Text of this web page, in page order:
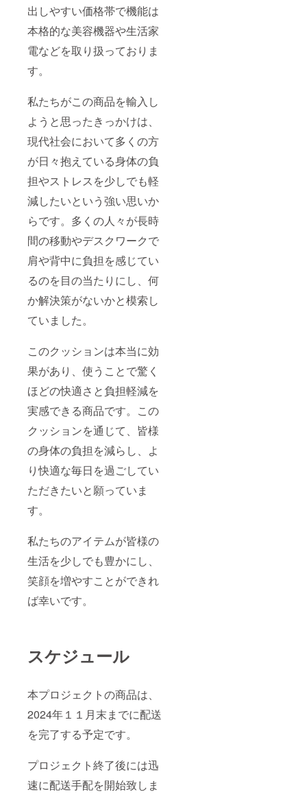
出しやすい価格帯で機能は
本格的な美容機器や生活家
電などを取り扱っておりま
す。
私たちがこの商品を輸入し
ようと思ったきっかけは、
現代社会において多くの方
が日々抱えている身体の負
担やストレスを少しでも軽
減したいという強い思いか
らです。多くの人々が長時
間の移動やデスクワークで
肩や背中に負担を感じてい
るのを目の当たりにし、何
か解決策がないかと模索し
ていました。
このクッションは本当に効
果があり、使うことで驚く
ほどの快適さと負担軽減を
実感できる商品です。この
クッションを通じて、皆様
の身体の負担を減らし、よ
り快適な毎日を過ごしてい
ただきたいと願っていま
す。
私たちのアイテムが皆様の
生活を少しでも豊かにし、
笑顔を増やすことができれ
ば幸いです。
スケジュール
本プロジェクトの商品は、
2024年１１月末までに配送
を完了する予定です。
プロジェクト終了後には迅
速に配送手配を開始致しま